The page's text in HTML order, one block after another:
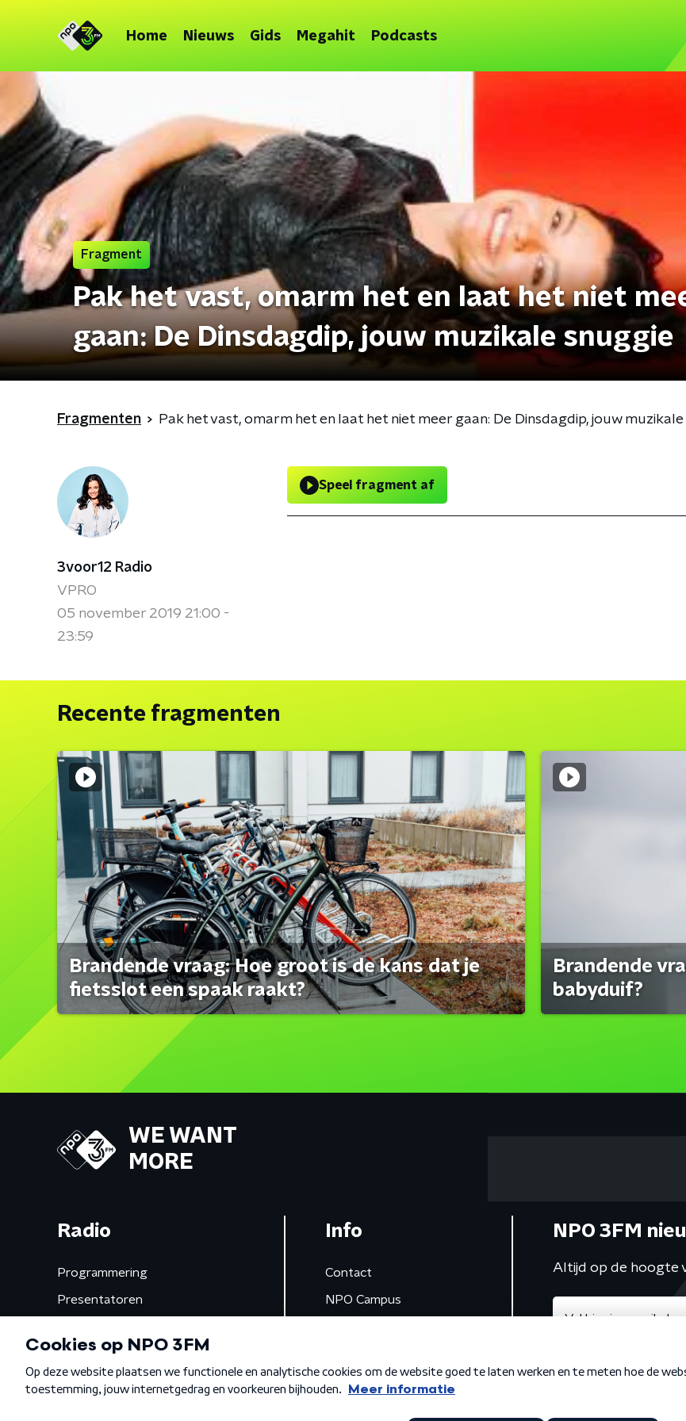
Home Nieuws Gids Megahit Podcasts
Fragment
Pak het vast, omarm het en laat het niet
gaan: De Dinsdagdip, jouw muzikale snuggie
Fragmenten Pak het vast, omarm het en laat het niet meer gaan: De Dinsdagdip, jouw
3voor12 Radio
VPRO
05 november 2019 21:00 -
23:59
Speel fragment af
Recente fragmenten
Brandende vraag: Hoe groot is de kans dat je
fietsslot een spaak raakt?
Brandende
babyduif?
WE WANT
MORE
Radio
Programmering
Presentatoren
Gemist
Info
Contact
NPO Campus
NPO 3FM
Altijd op de hoogte
Algemene voorwaarden Privacybeleid